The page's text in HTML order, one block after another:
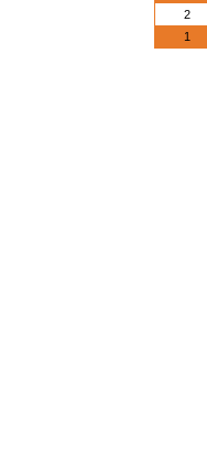
2
1